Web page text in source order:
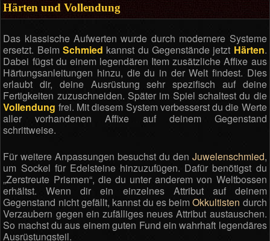
Härten und Vollendung
Das klassische Aufwerten wurde durch modernere Systeme
ersetzt. BeimSchmied kannst du Gegenstände jetzt Härten.
Dabei fügst du einem legendären Item zusätzliche Affixe aus
Härtungsanleitungen hinzu, die du in der Welt findest. Dies
erlaubt dir, deine Ausrüstung sehr spezifisch auf deine
Fertigkeiten zuzuschneiden. Später im Spiel schaltest du die
Vollendung frei. Mit diesem System verbesserst du die Werte
aller vorhandenen Affixe auf deinem Gegenstand
schrittweise.
Für weitere Anpassungen besuchst du den Juwelenschmied,
um Sockel für Edelsteine hinzuzufügen. Dafür benötigst du
„Zerstreute Prismen“, die du unter anderem von Weltbossen
erhältst. Wenn dir ein einzelnes Attribut auf deinem
Gegenstand nicht gefällt, kannst du es beimOkkultisten durch
Verzaubern gegen ein zufälliges neues Attribut austauschen.
So machst du aus einem guten Fund ein wahrhaft legendäres
Ausrüstungsteil.